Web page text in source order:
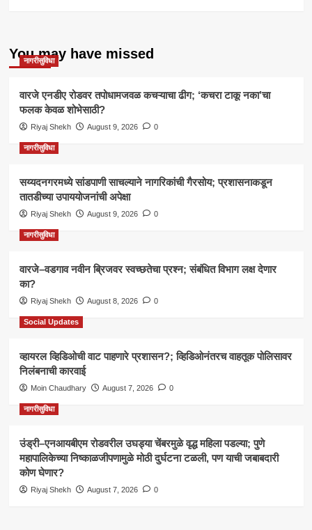
You may have missed
नागरीसुविधा
वारजे एनडीए रोडवर तपोधामजवळ कचऱ्याचा ढीग; ‘कचरा टाकू नका’चा
फलक केवळ शोभेसाठी?
Riyaj Shekh August 9, 2026 0
नागरीसुविधा
सय्यदनगरमध्ये सांडपाणी साचल्याने नागरिकांची गैरसोय; प्रशासनाकडून
तातडीच्या उपाययोजनांची अपेक्षा
Riyaj Shekh August 9, 2026 0
नागरीसुविधा
वारजे–वडगाव नवीन ब्रिजवर स्वच्छतेचा प्रश्न; संबंधित विभाग लक्ष देणार
का?
Riyaj Shekh August 8, 2026 0
Social Updates
व्हायरल व्हिडिओची वाट पाहणारे प्रशासन?; व्हिडिओनंतरच वाहतूक पोलिसावर
निलंबनाची कारवाई
Moin Chaudhary August 7, 2026 0
नागरीसुविधा
उंड्री–एनआयबीएम रोडवरील उघड्या चेंबरमुळे वृद्ध महिला पडल्या; पुणे
महापालिकेच्या निष्काळजीपणामुळे मोठी दुर्घटना टळली, पण याची जबाबदारी
कोण घेणार?
Riyaj Shekh August 7, 2026 0